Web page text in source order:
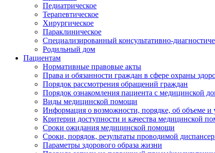
Педиатрическое
Терапевтическое
Хирургическое
Параклиническое
Специализированный консультативно-
Родильный дом
Пациентам
Нормативные правовые акты
Права и обязанности граждан в сфере охраны
Порядок рассмотрения обращений граждан
Порядок ознакомления пациента с медицинской
Виды медицинской помощи
Информация о возможности, порядке, об объеме
Критерии доступности и качества медицинской
Сроки ожидания медицинской помощи
Сроки, порядок, результаты проводимой
Параметры здорового образа жизни